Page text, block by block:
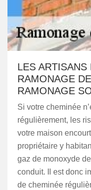
LES ARTISANS
RAMONAGE
RAMONAGE
Si votre cheminée
régulièrement, les
votre maison
propriétaire y
gaz de monoxyde
conduit. Il est donc
de cheminée